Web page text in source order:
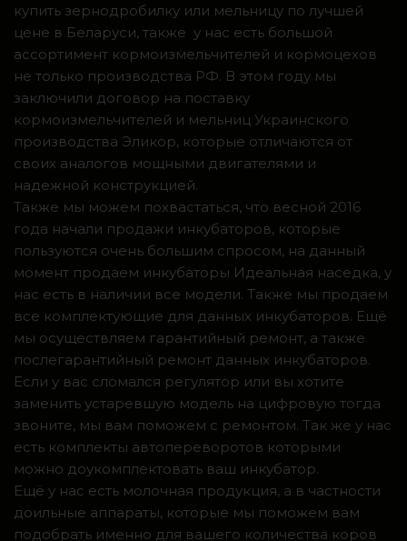
купить зернодробилку или мельницу по лучшей
цене в Беларуси, также у нас есть большой
ассортимент кормоизмельчителей и кормоцехов
не только производства РФ. В этом году мы
заключили договор на поставку
кормоизмельчителей и мельниц Украинского
производства Эликор, которые отличаются от
своих аналогов мощными двигателями и
надежной конструкцией.
Также мы можем похвастаться, что весной 2016
года начали продажи инкубаторов, которые
пользуются очень большим спросом, на данный
момент продаем инкубаторы Идеальная наседка, у
нас есть в наличии все модели. Также мы продаем
все комплектующие для данных инкубаторов. Ещё
мы осуществляем гарантийный ремонт, а также
послегарантийный ремонт данных инкубаторов.
Если у вас сломался регулятор или вы хотите
заменить устаревшую модель на цифровую тогда
звоните, мы вам поможем с ремонтом. Так же у нас
есть комплекты автопереворотов которыми
можно доукомплектовать ваш инкубатор.
Ещё у нас есть молочная продукция, а в частности
доильные аппараты, которые мы поможем вам
подобрать именно для вашего количества коров